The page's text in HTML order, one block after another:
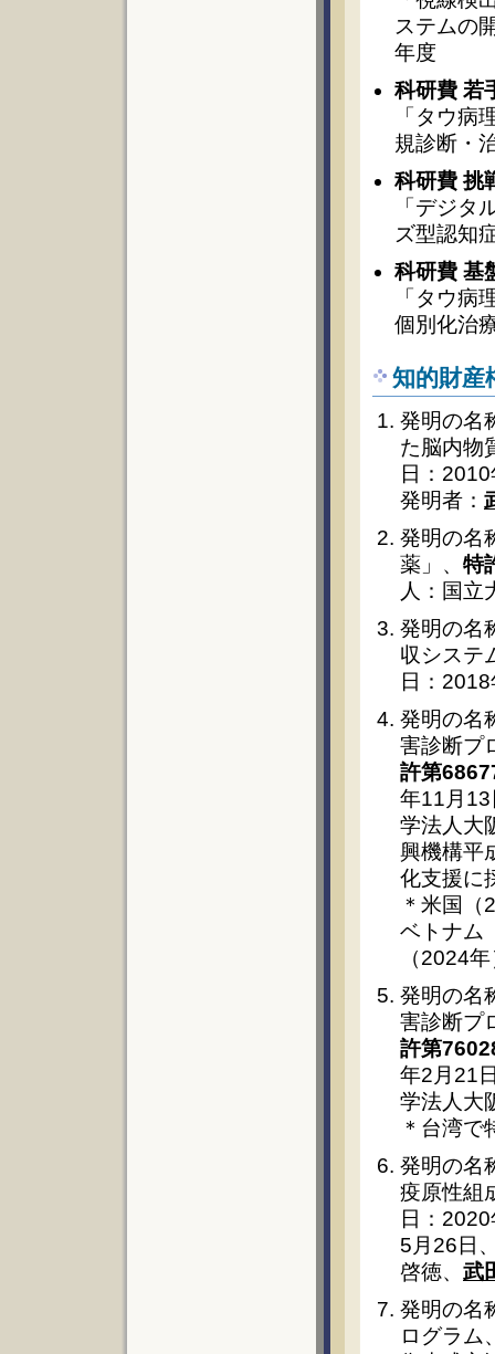
ステムの
年度
科研費 若
「タウ病
規診断・
科研費 挑
「デジタ
ズ型認知
科研費 基
「タウ病
個別化治
知的財産
発明の名
た脳内物
日：
発明者：
発明の名
薬」、 特
人：国立
発明の名
収システ
日：
発明の名
害診断プ
許第
年11月
学法人大
興機構平
化支援に
＊米国
ベトナム
（2024
発明の名
害診断プ
許第
年2月21
学法人大
＊台湾で
発明の名
疫原性組
日：
5月26日
啓徳、 武
発明の名
ログラム